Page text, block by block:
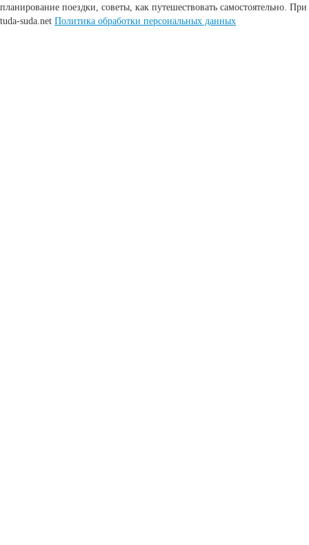
планирование поездки, советы, как путешествовать самостоятельно.
tuda-suda.net Политика обработки персональных данных